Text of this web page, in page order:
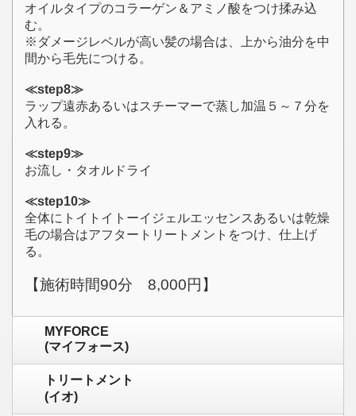
オイルタイプのコラーゲン＆アミノ酸をつけ揉み込
む。
※ダメージレベルが高い髪の場合は、上から油分を中
間から毛先につける。
≪step8≫
ラップ遠赤あるいはスチーマーで蒸し加温５～７分を
入れる。
≪step9≫
お流し・タオルドライ
≪step10≫
全体にトイトイトーイジェルエッセンスあるいは乾燥
毛の場合はアフタートリートメントをつけ、仕上げ
る。
【施術時間90分 8,000円】
MYFORCE
(マイフォース)
トリートメント
(イオ)